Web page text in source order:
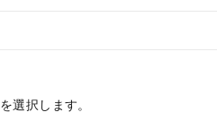
を選択します。